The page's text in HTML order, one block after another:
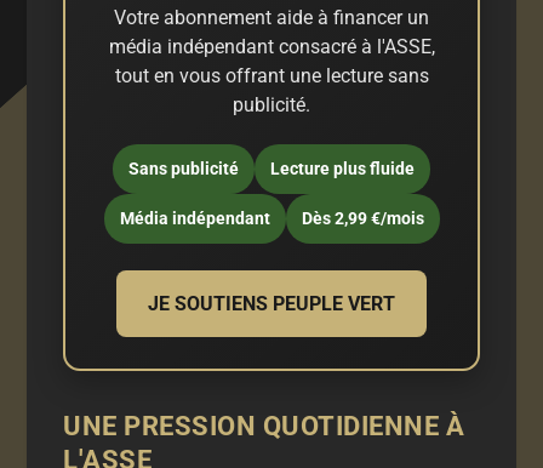
Votre abonnement aide à financer un
média indépendant consacré à l'ASSE,
tout en vous offrant une lecture sans
publicité.
Sans publicité Lecture plus fluide
Média indépendant Dès 2,99 €/mois
JE SOUTIENS PEUPLE VERT
UNE PRESSION QUOTIDIENNE À
L'ASSE